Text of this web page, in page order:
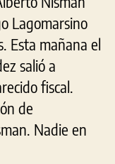
Lagomarsino
Esta mañana el
salió a
fiscal.
de
Nadie en